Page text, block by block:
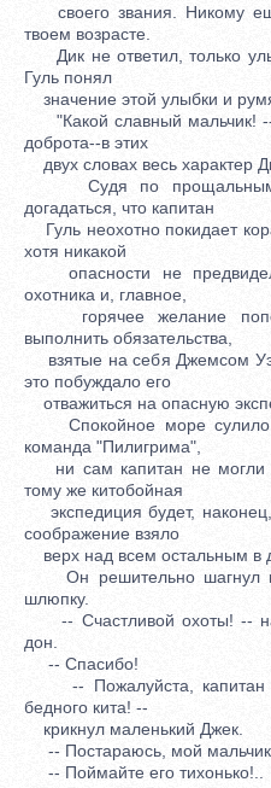
своего звания. Никому
твоем возрасте.
Дик не ответил, только
Гуль понял
значение этой улыбки и
"Какой славный мальчик!
доброта--в этих
двух словах весь характер
Судя по прощальным
догадаться, что капитан
Гуль неохотно покидает
хотя никакой
опасности не
охотника и, главное,
горячее желание
выполнить обязательства,
взятые на себя Джемсом
это побуждало его
отважиться на опасную
Спокойное море сулило
команда "Пилигрима",
ни сам капитан не могли
тому же китобойная
экспедиция будет,
соображение взяло
верх над всем остальным в
Он решительно шагнул к
шлюпку.
-- Счастливой охоты! --
дон.
-- Спасибо!
-- Пожалуйста, капитан
бедного кита! --
крикнул маленький Джек.
-- Постараюсь, мой мальчик!
-- Поймайте его тихонько!..